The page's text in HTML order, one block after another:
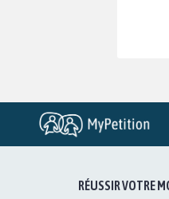
RÉUSSIR VOTRE